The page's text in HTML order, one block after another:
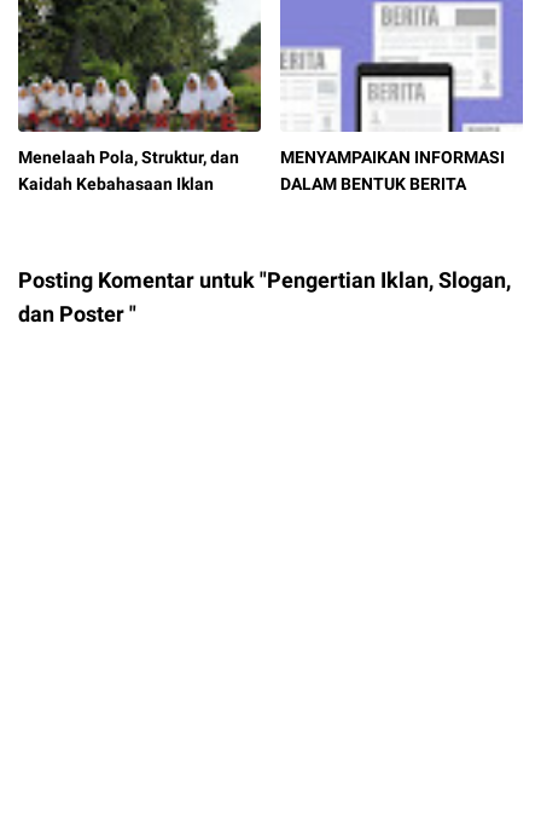
Menelaah Pola, Struktur, dan
Kaidah Kebahasaan Iklan
MENYAMPAIKAN INFORMASI
DALAM BENTUK BERITA
Posting Komentar untuk "Pengertian Iklan, Slogan,
dan Poster "